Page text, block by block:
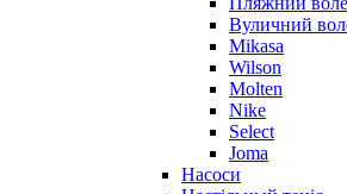
Вуличний
Mikasa
Wilson
Molten
Nike
Select
Joma
Насоси